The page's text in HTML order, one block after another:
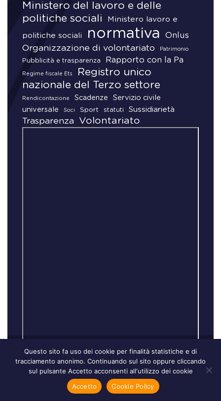
Ministero del lavoro e delle
politiche sociali
Ministero lavoro e
politiche sociali normativa Onlus
Organizzazione di volontariato Patrimonio
Pubblicità e trasparenza Rapporto con la Pa
Regime fiscale Ets
Registro unico
nazionale del Terzo settore
Rendicontazione Scadenze
Servizio civile
universale
Soci Sport statuti Sussidiarietà
Trasparenza Volontariato
Banner
Questo sito fa uso dei cookie per finalità statistiche e di
tracciamento anonimo. Continuando sul sito oppure cliccando
sul pulsante Accetto acconsenti all'utilizzo dei cookie
Accetto
Cookie Policy